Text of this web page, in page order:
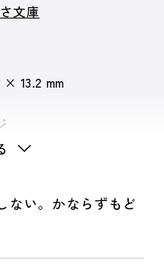
文庫
× 13.2 mm
ない。かならずもど